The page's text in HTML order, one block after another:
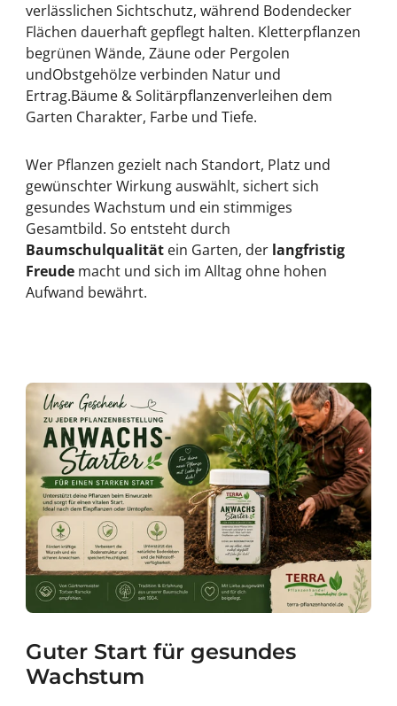
verlässlichen Sichtschutz, während Bodendecker
Flächen dauerhaft gepflegt halten. Kletterpflanzen
begrünen Wände, Zäune oder Pergolen
undObstgehölzeverbinden Natur und
Ertrag.Bäume & Solitärpflanzenverleihen dem
Garten Charakter, Farbe und Tiefe.
Wer Pflanzen gezielt nach Standort, Platz und
gewünschter Wirkung auswählt, sichert sich
gesundes Wachstum und ein stimmiges
Gesamtbild. So entsteht durch
Baumschulqualitätein Garten, der langfristig
Freude macht und sich im Alltag ohne hohen
Aufwand bewährt.
Guter Start für gesundes
Wachstum